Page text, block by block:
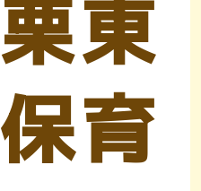
栗東
保育